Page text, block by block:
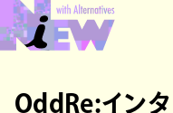
OddRe:イン